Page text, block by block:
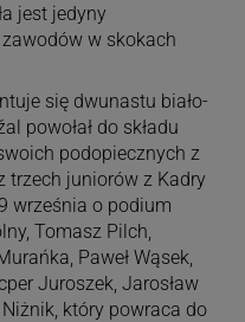
jest jedyny
w skokach
się dwunastu biało-
powołał do składu
podopiecznych z
trzech juniorów z Kadry
września o podium
Tomasz Pilch,
Paweł Wąsek,
Juroszek, Jarosław
który powraca do